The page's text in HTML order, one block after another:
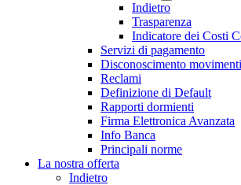
Indietro
Trasparenza
Indicatore dei Costi
Servizi di pagamento
Disconoscimento movimenti
Reclami
Definizione di Default
Rapporti dormienti
Firma Elettronica Avanzata
Info Banca
Principali norme
La nostra offerta
Indietro